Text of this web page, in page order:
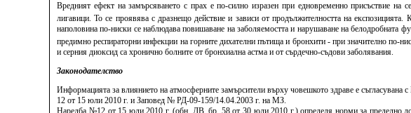
Вредният ефект на замърсяването с прах е по-силно изразен при едновременно присъствие на
лигавици. То се проявява с дразнещо действие и зависи от продължителността на експозицията.
наполовина по-ниски се наблюдава повишаване на заболяемостта и нарушаване на белодробната
предимно респираторни инфекции на горните дихателни пътища и бронхити - при значително по-
и серния диоксид са хронично болните от бронхиална астма и от сърдечно-съдови заболявания.
Законодателство
Информацията за влиянието на атмосферните замърсители върху човешкото здраве е
12 от 15 юли 2010 г. и Заповед № РД-09-159/14.04.2003 г. на МЗ.
Наредба №12 от 15 юли 2010 г. (обн. ДВ, бр. 58 от 30 юли 2010 г.) определя норми за пределно